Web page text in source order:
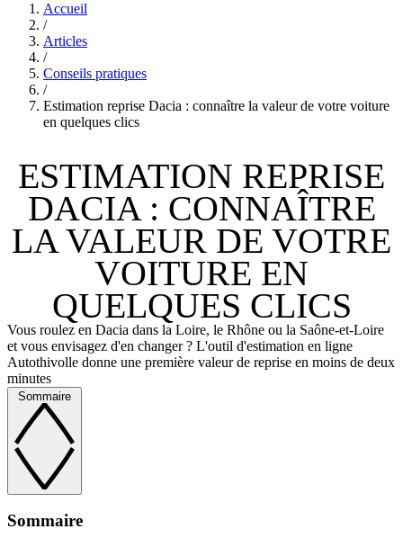
Accueil
/
Articles
/
Conseils pratiques
/
Estimation reprise Dacia : connaître la valeur de votre voiture
en quelques clics
ESTIMATION REPRISE
DACIA : CONNAÎTRE
LA VALEUR DE VOTRE
VOITURE EN
QUELQUES CLICS
Vous roulez en Dacia dans la Loire, le Rhône ou la Saône-et-Loire
et vous envisagez d'en changer ? L'outil d'estimation en ligne
Autothivolle donne une première valeur de reprise en moins de deux
minutes
Sommaire
Sommaire